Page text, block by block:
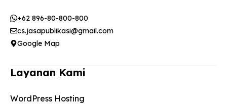
+62 896-80-800-800
cs.jasapublikasi@gmail.com
Google Map
Layanan Kami
WordPress Hosting